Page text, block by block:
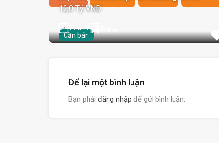
Cần bán
12,0 Tỷ VND
71.5m2
Để lại một bình luận
Bạn phải đăng nhập để gửi bình luận.